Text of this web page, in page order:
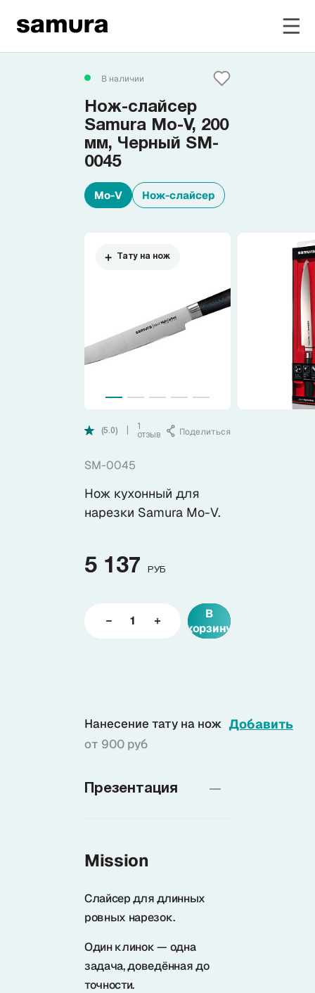
Избранное
Войти в личный кабинет
Смотреть весь каталог
Популярные подборки
Спецпредложения и уценка
Problem@samura.ru
По вопросам качества
Samura в соцсетях
В наличии
Нож-слайсер
Samura Mo-V, 200
мм, Черный SM-
0045
Mo-V Нож-слайсер
Тату на нож
(5.0)
1
отзыв
Поделиться
SM-0045
Нож кухонный для
нарезки Samura Mo-V.
5 137 РУБ
В
корзину
Нанесение тату на нож
от 900 руб
Добавить
Презентация
Mission
Слайсер для длинных
ровных нарезок.
Один клинок — одна
задача, доведённая до
точности.